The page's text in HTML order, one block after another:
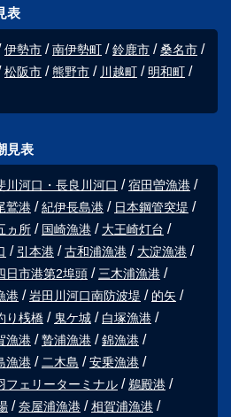
表
伊勢市 南伊勢町 鈴鹿市
桑名市
松阪市 熊野市 川越町
明和町
見表
川河口・長良川河口
宿田曽漁港
鷲港 紀伊長島港
日本鋼管突堤
ヵ所 国崎漁港
大王崎灯台
引本港 古和浦漁港
大淀漁港
日市港第2埠頭
三木浦漁港
港 岩田川河口南防波堤
的矢
り桟橋 鬼ケ城
白塚漁港
漁港 贄浦漁港
錦漁港
漁港 二木島
安乗漁港
フェリーターミナル
鵜殿港
奈屋浦漁港
相賀浦漁港